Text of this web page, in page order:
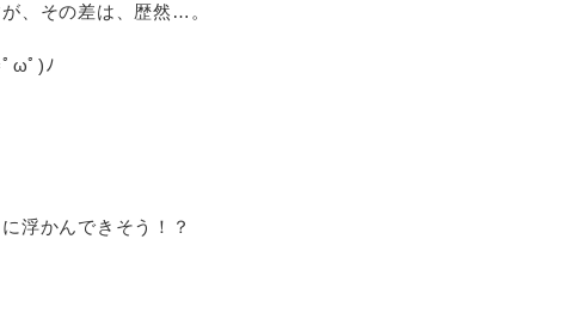
、その差は、歴然…。
ﾟωﾟ)ﾉ
浮かんできそう！？